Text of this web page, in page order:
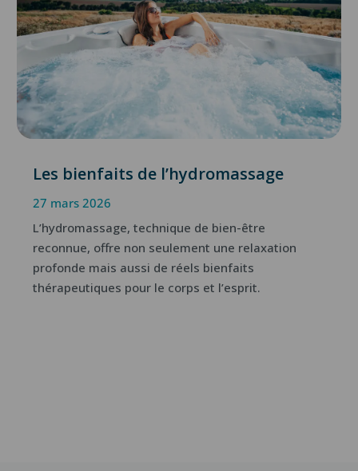
Les bienfaits de l’hydromassage
27 mars 2026
L’hydromassage, technique de bien-être
reconnue, offre non seulement une relaxation
profonde mais aussi de réels bienfaits
thérapeutiques pour le corps et l’esprit.